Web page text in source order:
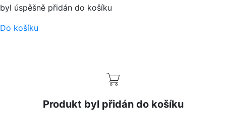
byl úspěšně přidán do košíku
Do košíku
Produkt byl přidán do košíku